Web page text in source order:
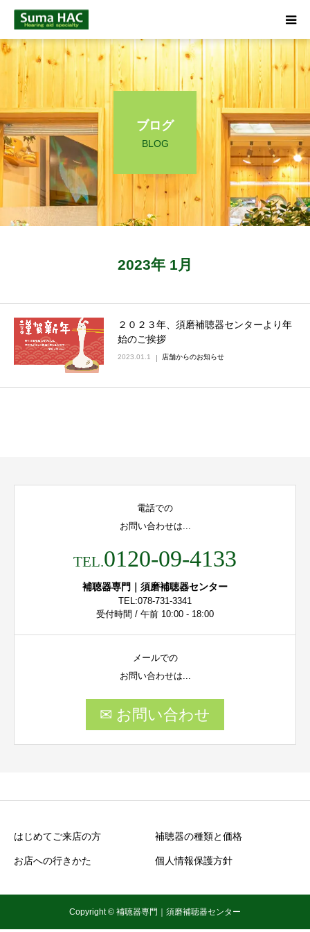
ブログ
BLOG
2023年 1月
２０２３年、須磨補聴器センターより年
始のご挨拶
2023.01.1 店舗からのお知らせ
電話での
お問い合わせは...
TEL.0120-09-4133
補聴器専門｜須磨補聴器センター
TEL:078-731-3341
受付時間 / 午前 10:00 - 18:00
メールでの
お問い合わせは...
✉ お問い合わせ
はじめてご来店の方 補聴器の種類と価格
お店への行きかた 個人情報保護方針
Copyright © 補聴器専門｜須磨補聴器センター
HOME
聞こえでお悩みの方へ
補聴器について
店舗のご案内
☎ 0120-09-4133